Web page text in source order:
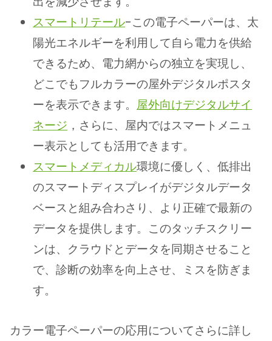
スマートリテール-この電子ペーパーは、太
陽光エネルギーを利用して自ら電力を供給
できるため、電力網からの独立を実現し、
どこでもフルカラーの屋外デジタルポスタ
ーを表示できます。屋外向けデジタルサイ
ネージ ，さらに、屋内ではスマートメニュ
ー表示としても活用できます。
スマートメディカル環境に優しく、低排出
のスマートディスプレイがデジタルデータ
ベースと組み合わさり、より正確で最新の
データを提供します。このタッチスクリー
ンは、クラウドとデータを同期させること
で、診断の効率を向上させ、ミスを防ぎま
す。
カラー電子ペーパーの応用についてさらに詳し